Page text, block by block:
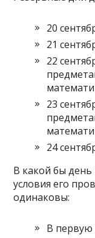
20
21
22
23
24
В какой бы день
условия его
одинаковы:
В первую